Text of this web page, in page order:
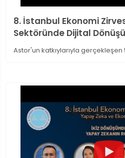
8. İstanbul Ekonomi
Sektöründe Dijital
Astor'un katkıylarıyla gerçekleşen